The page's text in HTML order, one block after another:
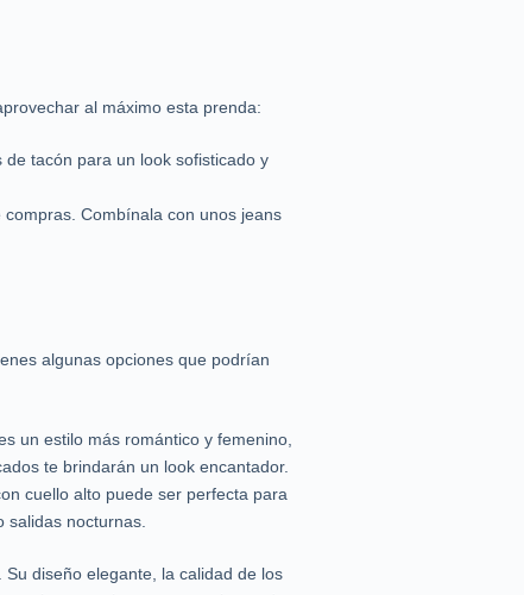
al máximo esta prenda:
tacón para un look sofisticado y
Combínala con unos jeans
algunas opciones que podrían
un estilo más romántico y femenino,
te brindarán un look encantador.
cuello alto puede ser perfecta para
nocturnas.
diseño elegante, la calidad de los